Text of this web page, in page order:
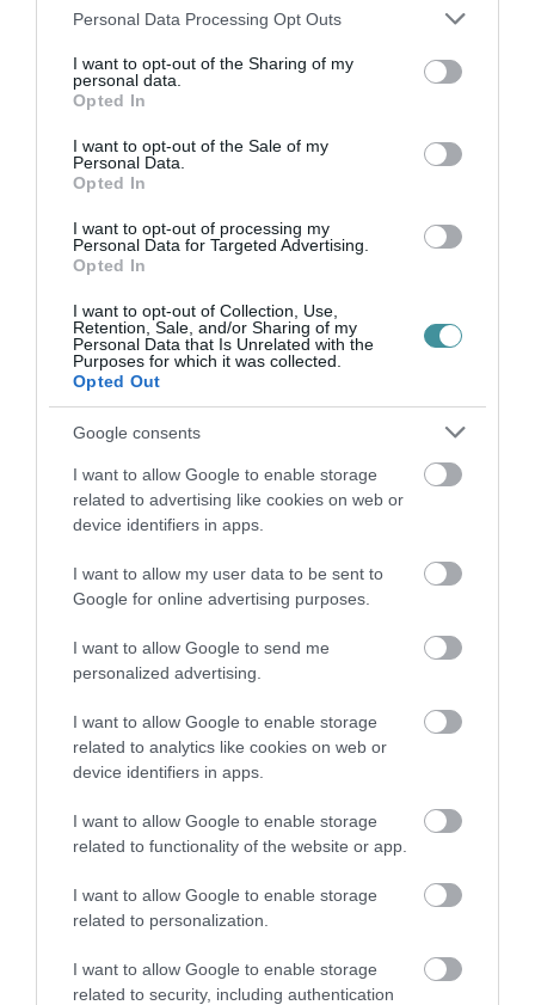
Please note that this website/app uses one or more Google
not limited to your visit or usage behaviour. You may click to
grant or deny consent to Google and its third-party tags to
use your data for below specified purposes in below Google
consent section.
Personal Data Processing Opt Outs
I want to opt-out of the Sharing of my
personal data.
Opted In
I want to opt-out of the Sale of my
Personal Data.
Opted In
I want to opt-out of processing my
Personal Data for Targeted Advertising.
Opted In
I want to opt-out of Collection, Use,
Retention, Sale, and/or Sharing of my
Personal Data that Is Unrelated with the
Purposes for which it was collected.
Opted Out
Google consents
I want to allow Google to enable storage
related to advertising like cookies on web or
device identifiers in apps.
I want to allow my user data to be sent to
Google for online advertising purposes.
I want to allow Google to send me
personalized advertising.
I want to allow Google to enable storage
related to analytics like cookies on web or
device identifiers in apps.
I want to allow Google to enable storage
related to functionality of the website or app.
I want to allow Google to enable storage
related to personalization.
I want to allow Google to enable storage
related to security, including authentication
Ne maradjon le a legfrissebb hírekről, kövessen
bennünket az EGRI ÜGYEK Google Hírek oldalán!
VISSZA A FŐOLDALRA
Legfrissebb híreink
TANULJ NÉMETÜL OTTHONRÓL: A
DIGITÁLIS TANULÁS ELŐNYEI
LEÁLLÍTOTT SZOLGÁLTATÁSOK AZ EGRI...
2026. augusztus 07 Eger ügye
TÍZ ÉVE NEM VOLT ILYEN ALACSONY AZ
INFLÁCIÓ MAGYARORSZÁGON
2026. augusztus 07